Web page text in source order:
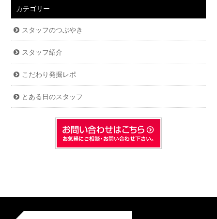
カテゴリー
スタッフのつぶやき
スタッフ紹介
こだわり発掘レポ
とある日のスタッフ